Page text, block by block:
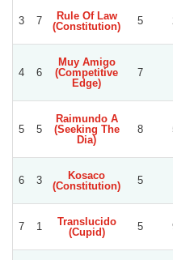
3 7
Rule Of Law
(Constitution)
5
4 6
Muy Amigo
(Competitive
Edge)
7
5 5
Raimundo A
(Seeking The
Dia)
8
6 3
Kosaco
(Constitution)
5
7 1
Translucido
(Cupid)
5